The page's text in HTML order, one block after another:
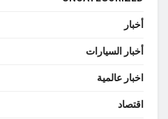
أخبار
أخبار السيارات
اخبار عالمية
اقتصاد